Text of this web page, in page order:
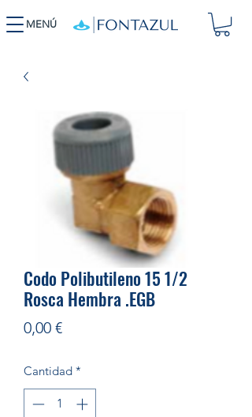
MENÚ
Codo Polibutileno 15 1/2
Rosca Hembra .EGB
0,00 €Precio
Cantidad *